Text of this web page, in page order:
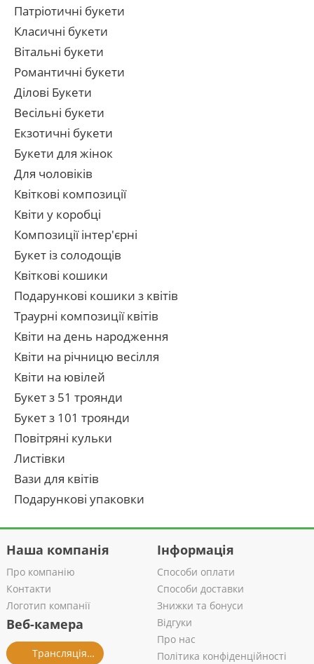
Патріотичні букети
Класичні букети
Вітальні букети
Романтичні букети
Ділові Букети
Весільні букети
Екзотичні букети
Букети для жінок
Для чоловіків
Квіткові композиції
Квіти у коробці
Композиції інтер'єрні
Букет із солодощів
Квіткові кошики
Подарункові кошики з квітів
Траурні композиції квітів
Квіти на день народження
Квіти на річницю весілля
Квіти на ювілей
Букет з 51 троянди
Букет з 101 троянди
Повітряні кульки
Листівки
Вази для квітів
Подарункові упаковки
Наша компанія
Про компанію
Контакти
Логотип компанії
Веб-камера
Трансляція із салону
Інформація
Способи оплати
Способи доставки
Знижки та бонуси
Відгуки
Про нас
Політика конфіденційності